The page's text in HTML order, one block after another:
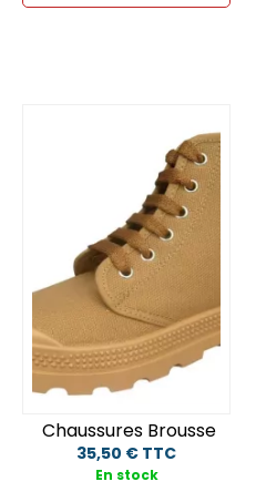
Chaussures Brousse
35,50 € TTC
En stock